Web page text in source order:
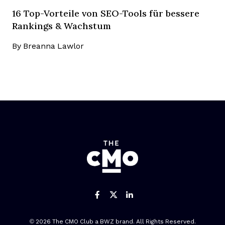
16 Top-Vorteile von SEO-Tools für bessere
Rankings & Wachstum
By Breanna Lawlor
Like us on Facebook
Follow us on Twitter
Add us on
© 2026 The CMO Club a BWZOpens new window
brand. All Rights Reserved.